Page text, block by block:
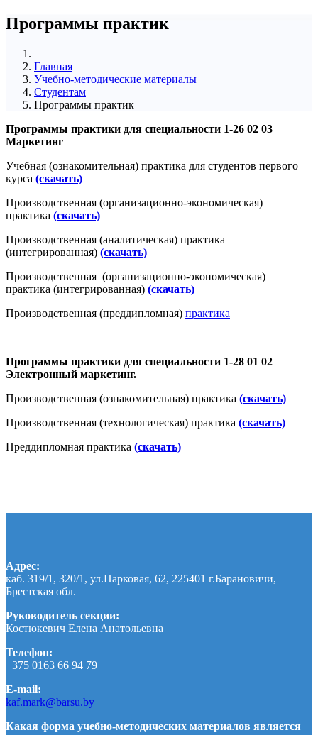
Программы практик
Главная
Учебно-методические материалы
Студентам
Программы практик
Программы практики для специальности 1-26 02 03
Маркетинг
Учебная (ознакомительная) практика для студентов первого
курса (скачать)
Производственная (организационно-экономическая)
практика (скачать)
Производственная (аналитическая) практика
(интегрированная) (скачать)
Производственная (организационно-экономическая)
практика (интегрированная) (скачать)
Производственная (преддипломная) практика
Программы практики для специальности 1-28 01 02
Электронный маркетинг.
Производственная (ознакомительная) практика (скачать)
Производственная (технологическая) практика (скачать)
Преддипломная практика (скачать)
Адрес:
каб. 319/1, 320/1, ул.Парковая, 62, 225401 г.Барановичи,
Брестская обл.
Руководитель секции:
Костюкевич Елена Анатольевна
Телефон:
+375 0163 66 94 79
E-mail:
kaf.mark@barsu.by
Какая форма учебно-методических материалов является